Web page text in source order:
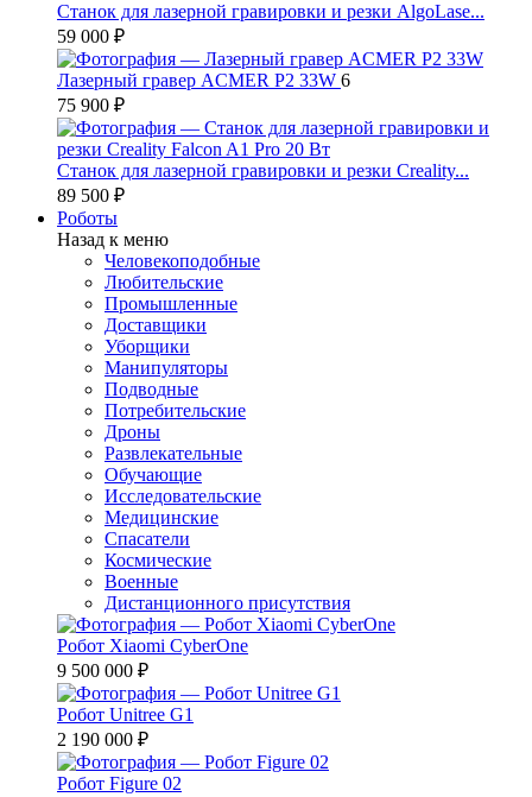
Станок для лазерной гравировки и резки AlgoLase...
59 000 ₽
Лазерный гравер ACMER P2 33W 6
75 900 ₽
Станок для лазерной гравировки и резки Creality...
89 500 ₽
Роботы
Назад к меню
Человекоподобные
Любительские
Промышленные
Доставщики
Уборщики
Манипуляторы
Подводные
Потребительские
Дроны
Развлекательные
Обучающие
Исследовательские
Медицинские
Спасатели
Космические
Военные
Дистанционного присутствия
Робот Xiaomi CyberOne
9 500 000 ₽
Робот Unitree G1
2 190 000 ₽
Робот Figure 02